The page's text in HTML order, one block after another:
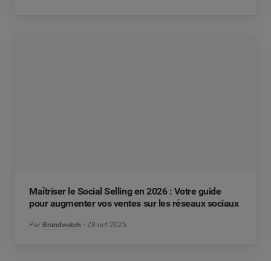
Maîtriser le Social Selling en 2026 : Votre guide
pour augmenter vos ventes sur les réseaux sociaux
Par Brandwatch 28 oct 2025